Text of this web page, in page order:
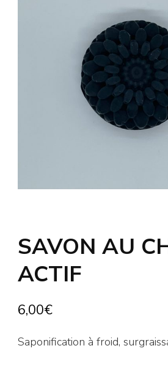
SAVON AU
ACTIF
6,00€
Saponification à froid,